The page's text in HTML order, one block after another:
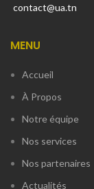
contact@ua.tn
MENU
Accueil
À Propos
Notre équipe
Nos services
Nos partenaires
Actualités